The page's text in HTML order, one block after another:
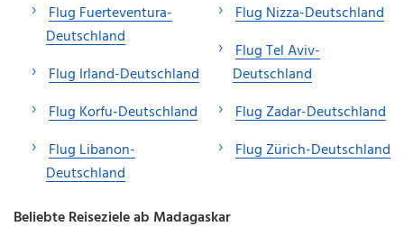
Flug Fuerteventura-
Deutschland
Flug Irland-Deutschland
Flug Korfu-Deutschland
Flug Libanon-
Deutschland
Flug Nizza-Deutschland
Flug Tel Aviv-
Deutschland
Flug Zadar-Deutschland
Flug Zürich-Deutschland
Beliebte Reiseziele ab Madagaskar